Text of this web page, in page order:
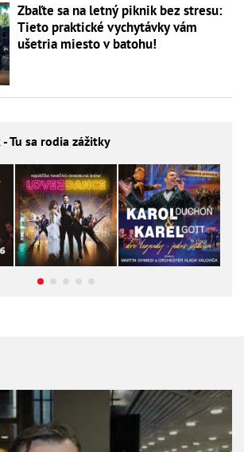
Zbaľte sa na letný piknik bez stresu:
Tieto praktické vychytávky vám
ušetria miesto v batohu!
- Tu sa rodia zážitky